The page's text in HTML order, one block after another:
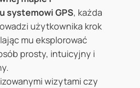
systemowi GPS, każda
użytkownika krok
mu eksplorować
prosty, intuicyjny i
wizytami czy